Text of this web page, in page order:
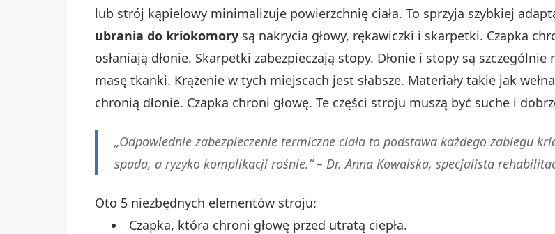
lub strój kąpielowy minimalizuje powierzchnię ciała. To sprzyja szybkiej
ubrania do kriokomory są nakrycia głowy, rękawiczki i skarpetki. Czapka
osłaniają dłonie. Skarpetki zabezpieczają stopy. Dłonie i stopy są
masę tkanki. Krążenie w tych miejscach jest słabsze. Materiały takie jak
chronią dłonie. Czapka chroni głowę. Te części stroju muszą być suche i
„Odpowiednie zabezpieczenie termiczne ciała to podstawa każdego zabiegu
spada, a ryzyko komplikacji rośnie.” – Dr. Anna Kowalska, specjalista
Oto 5 niezbędnych elementów stroju:
Czapka, która chroni głowę przed utratą ciepła.